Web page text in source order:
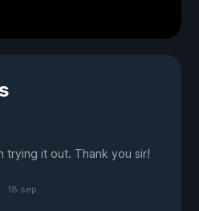
trying it out. Thank you sir!
18 sep.